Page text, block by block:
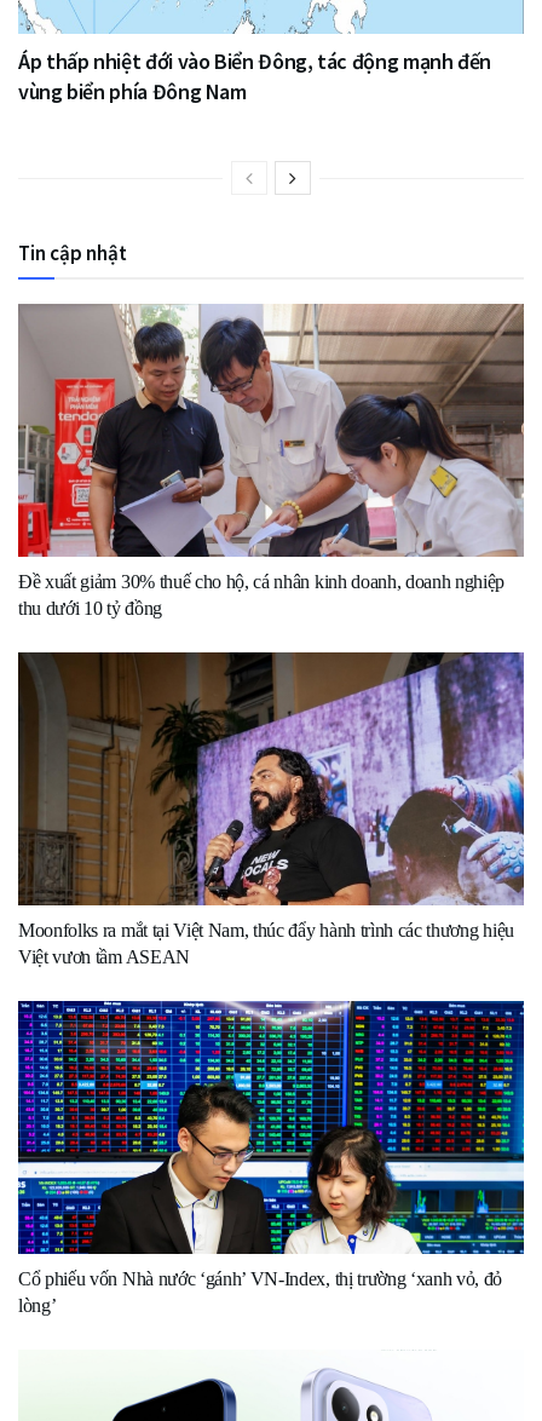
Áp thấp nhiệt đới vào Biển Đông, tác động mạnh đến
vùng biển phía Đông Nam
Tin cập nhật
Đề xuất giảm 30% thuế cho hộ, cá nhân kinh doanh, doanh nghiệp
thu dưới 10 tỷ đồng
Moonfolks ra mắt tại Việt Nam, thúc đẩy hành trình các thương hiệu
Việt vươn tầm ASEAN
Cổ phiếu vốn Nhà nước ‘gánh’ VN-Index, thị trường ‘xanh vỏ, đỏ
lòng’